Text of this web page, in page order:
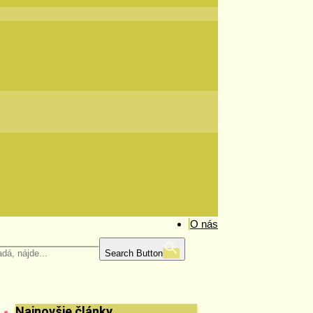
O nás
Search Button